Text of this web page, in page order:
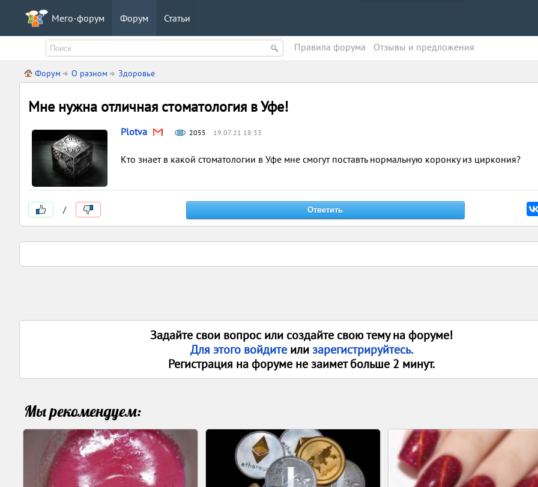
Мего-форум Форум Статьи
Правила форума Oтзывы и предложения
Форум О разном Здоровье
Мне нужна отличная стоматология в Уфе!
Plotva 2055 19.07.21 18:33
Кто знает в какой стоматологии в Уфе мне смогут поставть нормальную коронку из циркония?
/
Задайте свои вопрос или создайте свою тему на форуме!
Для этого войдите илизарегистрируйтесь.
Регистрация на форуме не заимет больше 2 минут.
Мы рекомендуем: